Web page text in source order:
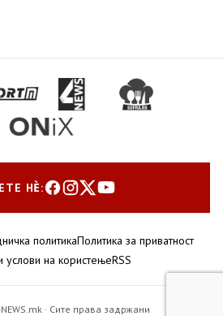
НЀ:
политикаПолитика за приватност
услови на користењеRSS
· Сите права задржани